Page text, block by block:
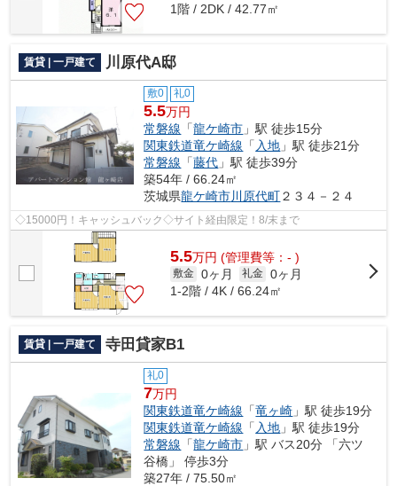
1階 / 2DK / 42.77㎡
賃貸 | 一戸建て 川原代A邸
敷0 礼0
5.5万円
常磐線 「龍ケ崎市 」駅 徒歩15分
関東鉄道竜ケ崎線 「 入地 」駅 徒歩21分
常磐線 「藤代 」駅 徒歩39分
築54年 / 66.24㎡
茨城県龍ケ崎市川原代町２３４－２４
◇15000円！キャッシュバック◇サイト経由限定！8/末まで
5.5万円 (管理費等：- )
敷金 0ヶ月 礼金 0ヶ月
1-2階 / 4K / 66.24㎡
賃貸 | 一戸建て 寺田貸家B1
礼0
7万円
関東鉄道竜ケ崎線 「竜ヶ崎 」駅 徒歩19分
関東鉄道竜ケ崎線 「 入地 」駅 徒歩19分
常磐線 「龍ケ崎市 」駅 バス20分 「六ツ
谷橋」 停歩3分
築27年 / 75.50㎡